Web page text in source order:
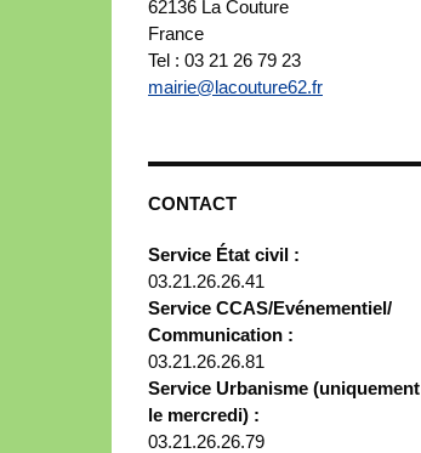
62136 La Couture
France
Tel : 03 21 26 79 23
mairie@lacouture62.fr
CONTACT
Service État civil :
03.21.26.26.41
Service CCAS/Evénementiel/
Communication :
03.21.26.26.81
Service Urbanisme (uniquement
le mercredi) :
03.21.26.26.79